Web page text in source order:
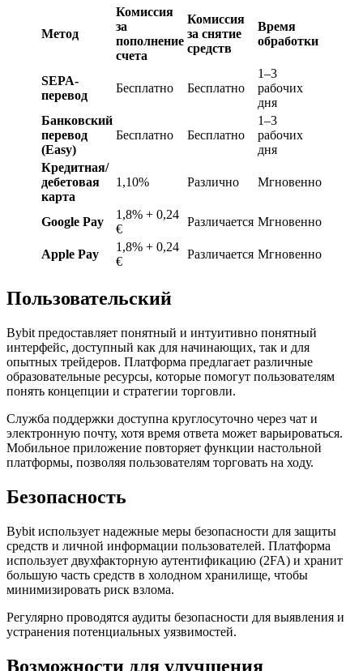
Метод
Комиссия
за
пополнение
счета
Комиссия
за снятие
средств
Время
обработки
SEPA-
перевод
Бесплатно Бесплатно
1–3
рабочих
дня
Банковский
перевод
(Easy)
Бесплатно Бесплатно
1–3
рабочих
дня
Кредитная/
дебетовая
карта
1,10% Различно Мгновенно
Google Pay
1,8% + 0,24
€
Различается Мгновенно
Apple Pay
1,8% + 0,24
€
Различается Мгновенно
Пользовательский
Bybit предоставляет понятный и интуитивно понятный
интерфейс, доступный как для начинающих, так и для
опытных трейдеров. Платформа предлагает различные
образовательные ресурсы, которые помогут пользователям
понять концепции и стратегии торговли.
Служба поддержки доступна круглосуточно через чат и
электронную почту, хотя время ответа может варьироваться.
Мобильное приложение повторяет функции настольной
платформы, позволяя пользователям торговать на ходу.
Безопасность
Bybit использует надежные меры безопасности для защиты
средств и личной информации пользователей. Платформа
использует двухфакторную аутентификацию (2FA) и хранит
большую часть средств в холодном хранилище, чтобы
минимизировать риск взлома.
Регулярно проводятся аудиты безопасности для выявления и
устранения потенциальных уязвимостей.
Возможности для улучшения